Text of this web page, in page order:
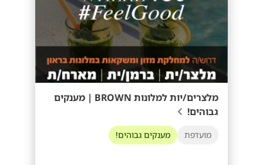
מלצרים/יות למלונות BROWN | מענקים
גבוהים!
מועדפת מענקים גבוהים!